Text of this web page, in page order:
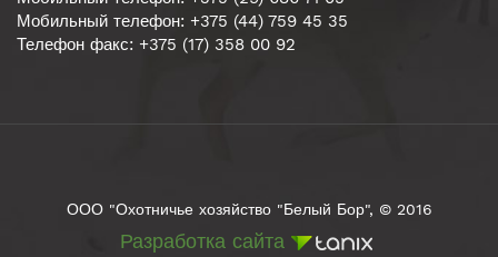
Мобильный телефон: +375 (44) 759 45 35
Телефон факс: +375 (17) 358 00 92
ООО "Охотничье хозяйство "Белый Бор", © 2016
Разработка сайта